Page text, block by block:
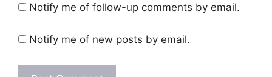
Notify me of follow-up comments by email.
Notify me of new posts by email.